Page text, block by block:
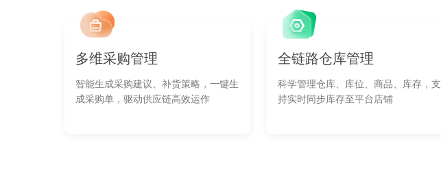
多维采购管理
智能生成采购建议、补货策略，一键生
成采购单，驱动供应链高效运作
全链路仓库管理
科学管理仓库、库位、商品、库存，支
持实时同步库存至平台店铺